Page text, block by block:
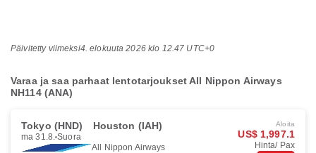
Päivitetty viimeksi4. elokuuta 2026 klo 12.47 UTC+0
Varaa ja saa parhaat lentotarjoukset All Nippon Airways
NH114 (ANA)
Tokyo (HND) Houston (IAH)
ma 31.8. Suora
All Nippon Airways
Aloita
US$ 1,997.1
Hinta/ Pax